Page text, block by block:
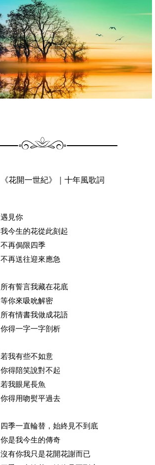
《花開一世紀》｜十年風歌詞
遇見你
我今生的花從此刻起
不再侷限四季
不再送往迎來應急
所有誓言我藏在花底
等你來吸吮解密
所有情書我做成花語
你得一字一字剖析
若我有些不如意
你得陪笑說對不起
若我眼尾長魚
你得用吻熨平過去
四季一直輪替，始終見不到底
你是我今生的傳奇
沒有你我只是花開花謝而已